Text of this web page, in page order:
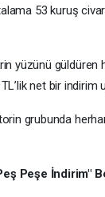
53 kuruş
yüzünü güldüren
net bir indirim
grubunda
Peşe İndirim"